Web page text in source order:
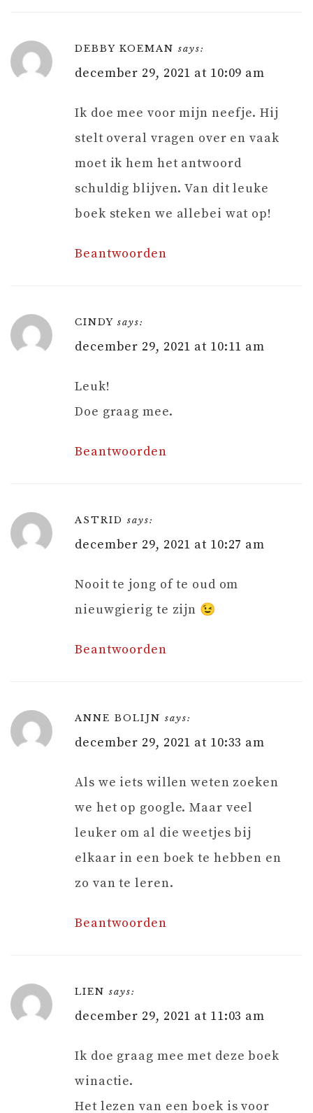
DEBBY KOEMAN says:
december 29, 2021 at 10:09 am
Ik doe mee voor mijn neefje. Hij
stelt overal vragen over en vaak
moet ik hem het antwoord
schuldig blijven. Van dit leuke
boek steken we allebei wat op!
Beantwoorden
CINDY says:
december 29, 2021 at 10:11 am
Leuk!
Doe graag mee.
Beantwoorden
ASTRID says:
december 29, 2021 at 10:27 am
Nooit te jong of te oud om
nieuwgierig te zijn 😉
Beantwoorden
ANNE BOLIJN says:
december 29, 2021 at 10:33 am
Als we iets willen weten zoeken
we het op google. Maar veel
leuker om al die weetjes bij
elkaar in een boek te hebben en
zo van te leren.
Beantwoorden
LIEN says:
december 29, 2021 at 11:03 am
Ik doe graag mee met deze boek
winactie.
Het lezen van een boek is voor